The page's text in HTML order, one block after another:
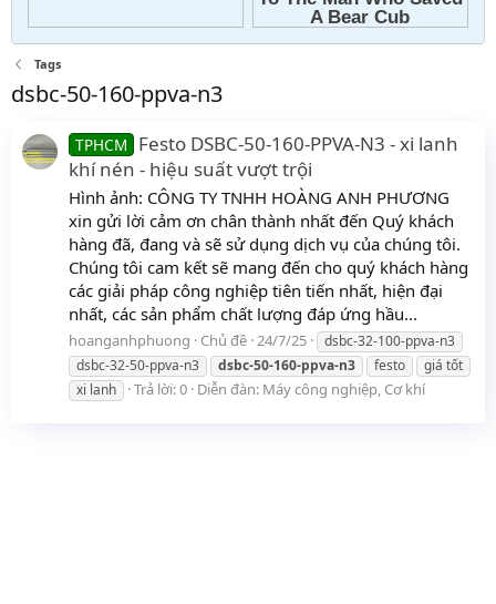
Tags
dsbc-50-160-ppva-n3
TPHCM
Festo DSBC-50-160-PPVA-N3 - xi lanh
khí nén - hiệu suất vượt trội
Hình ảnh: CÔNG TY TNHH HOÀNG ANH PHƯƠNG
xin gửi lời cảm ơn chân thành nhất đến Quý khách
hàng đã, đang và sẽ sử dụng dịch vụ của chúng tôi.
Chúng tôi cam kết sẽ mang đến cho quý khách hàng
các giải pháp công nghiệp tiên tiến nhất, hiện đại
nhất, các sản phẩm chất lượng đáp ứng hầu...
hoanganhphuong Chủ đề 24/7/25
dsbc-32-100-ppva-n3
dsbc-32-50-ppva-n3
dsbc-50-160-ppva-n3 festo
giá tốt
xi lanh
Trả lời: 0 Diễn đàn: Máy công nghiệp, Cơ khí